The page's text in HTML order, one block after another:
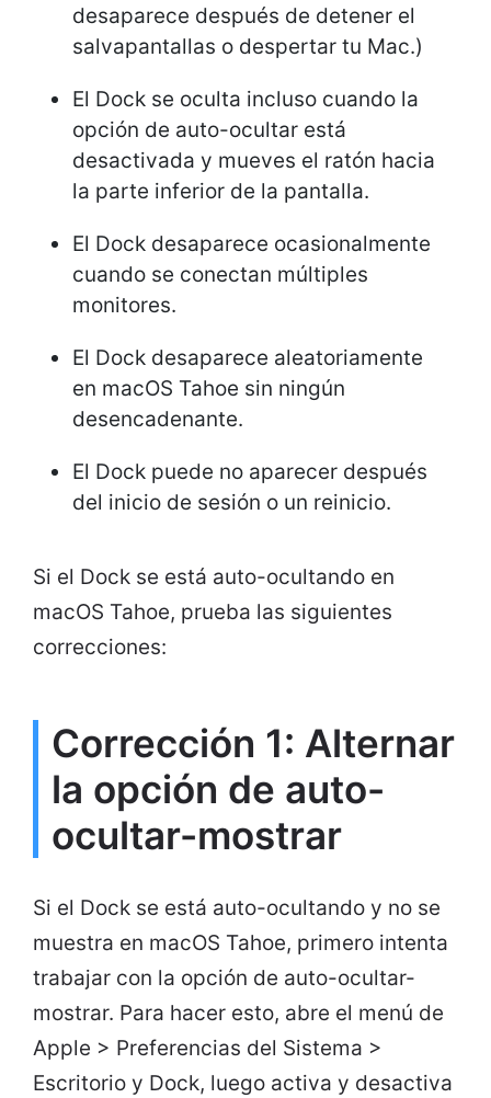
desaparece después de detener el
salvapantallas o despertar tu Mac.)
El Dock se oculta incluso cuando la
opción de auto-ocultar está
desactivada y mueves el ratón hacia
la parte inferior de la pantalla.
El Dock desaparece ocasionalmente
cuando se conectan múltiples
monitores.
El Dock desaparece aleatoriamente
en macOS Tahoe sin ningún
desencadenante.
El Dock puede no aparecer después
del inicio de sesión o un reinicio.
Si el Dock se está auto-ocultando en
macOS Tahoe, prueba las siguientes
correcciones:
Corrección 1: Alternar
la opción de auto-
ocultar-mostrar
Si el Dock se está auto-ocultando y no se
muestra en macOS Tahoe, primero intenta
trabajar con la opción de auto-ocultar-
mostrar. Para hacer esto, abre el menú de
Apple > Preferencias del Sistema >
Escritorio y Dock, luego activa y desactiva